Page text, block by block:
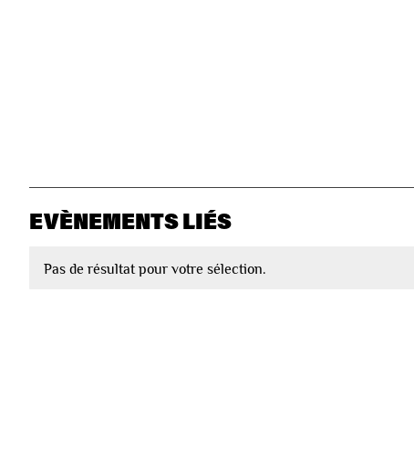
EVÈNEMENTS LIÉS
Pas de résultat pour votre sélection.